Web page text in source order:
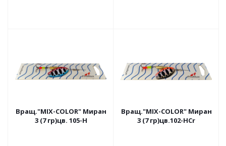
Вращ."MIX-COLOR" Миран
3 (7 гр)цв. 105-H
Вращ."MIX-COLOR" Миран
3 (7 гр)цв.102-HCr